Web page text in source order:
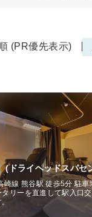
(PR優先表示)
(ドライヘッドスパセ
崎線 熊谷駅 徒歩5分 駐
タリーを直進して駅入口